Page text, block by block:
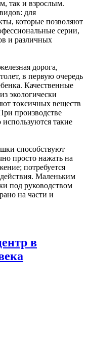
так и взрослым.
для
которые позволяют
серии,
и различных
дорога,
в первую очередь
Качественные
экологически
токсичных веществ
производстве
такие
способствуют
просто нажать на
потребуется
действия. Маленьким
под руководством
на части и
в